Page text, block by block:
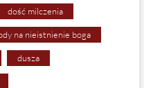
dość milczenia
na nieistnienie boga
dusza